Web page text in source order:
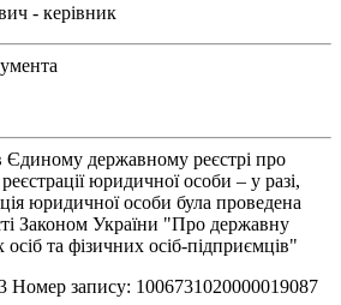
- керівник
Єдиному державному реєстрі про
юридичної особи – у разі,
юридичної особи була проведена
Законом України "Про державну
та фізичних осіб-підприємців"
Номер запису: 1006731020000019087